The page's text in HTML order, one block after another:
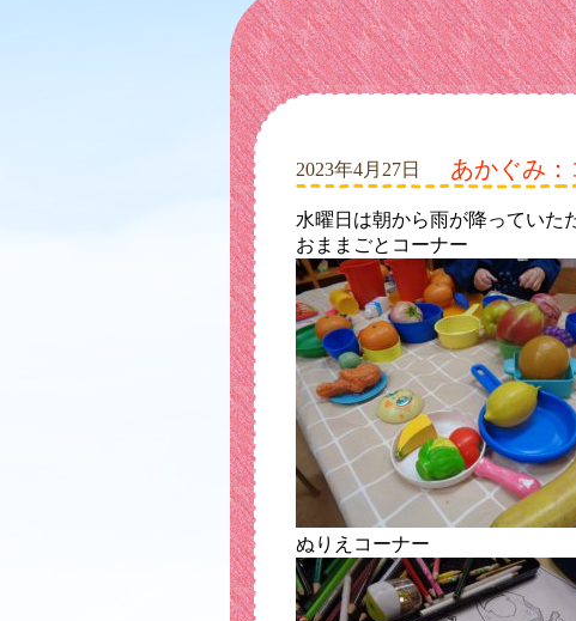
2023年4月27日 あかぐみ
水曜日は朝から雨が降っていた
おままごとコーナー
ぬりえコーナー